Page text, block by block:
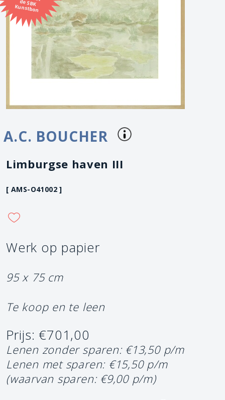
Kunstbon
A.C. BOUCHER
Limburgse haven III
[ AMS-O41002 ]
Werk op papier
95 x 75 cm
Te koop en te leen
Prijs: €701,00
Lenen zonder sparen: €13,50 p/m
Lenen met sparen: €15,50 p/m
(waarvan sparen: €9,00 p/m)